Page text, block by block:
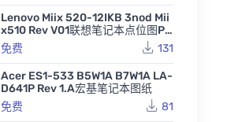
Lenovo Miix 520-12IKB 3nod Mii
x510 Rev V01联想笔记本点位图PD
F
免费 131
Acer ES1-533 B5W1A B7W1A LA-
D641P Rev 1.A宏基笔记本图纸
免费
81